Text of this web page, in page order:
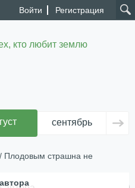
Войти Регистрация
кто любит землю
сентябрь
/ Плодовым страшна не